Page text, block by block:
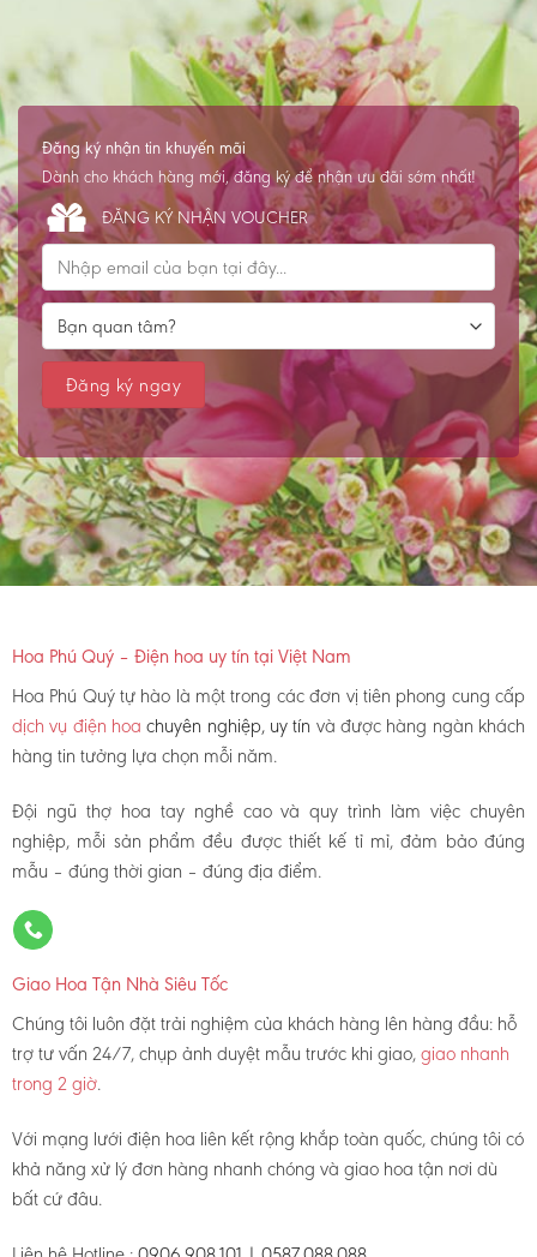
Đăng ký nhận tin khuyến mãi
Dành cho khách hàng mới, đăng ký để nhận ưu đãi sớm nhất!
ĐĂNG KÝ NHẬN VOUCHER
Hoa Phú Quý – Điện hoa uy tín tại Việt Nam
Hoa Phú Quý tự hào là một trong các đơn vị tiên phong cung cấp
dịch vụ điện hoachuyên nghiệp, uy tín và được hàng ngàn khách
hàng tin tưởng lựa chọn mỗi năm.
Đội ngũ thợ hoa tay nghề cao và quy trình làm việc chuyên
nghiệp, mỗi sản phẩm đều được thiết kế tỉ mỉ, đảm bảo đúng
mẫu – đúng thời gian – đúng địa điểm.
Giao Hoa Tận Nhà Siêu Tốc
Chúng tôi luôn đặt trải nghiệm của khách hàng lên hàng đầu: hỗ
trợ tư vấn 24/7, chụp ảnh duyệt mẫu trước khi giao,giao nhanh
trong 2 giờ.
Với mạng lưới điện hoa liên kết rộng khắp toàn quốc, chúng tôi có
khả năng xử lý đơn hàng nhanh chóng và giao hoa tận nơi dù
bất cứ đâu.